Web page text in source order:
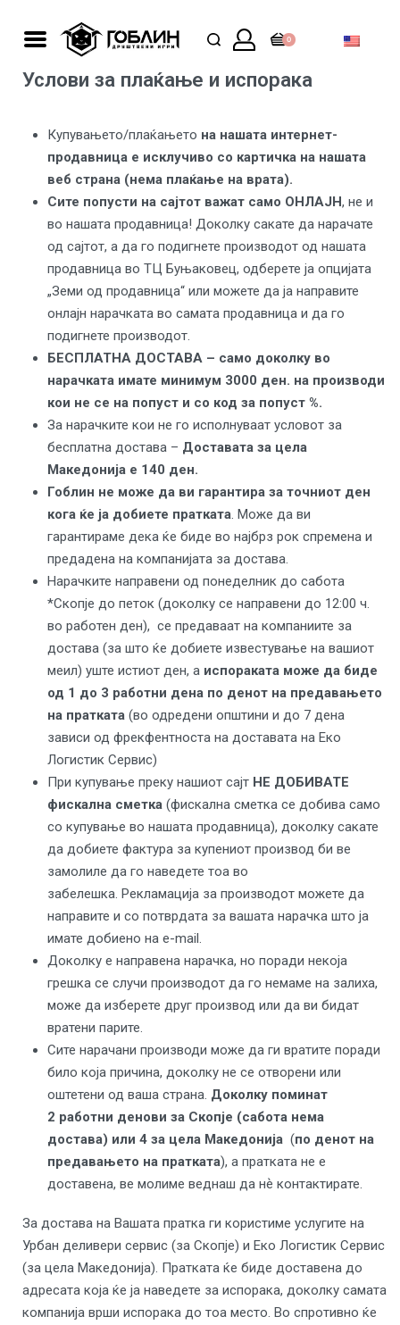
0
Услови за плаќање и испорака
Купувањето/плаќањето на нашата интернет-
продавница е исклучиво со картичка на нашата
веб страна (нема плаќање на врата).
Сите попусти на сајтот важат само ОНЛАЈН, не и
во нашата продавница! Доколку сакате да нарачате
од сајтот, а да го подигнете производот од нашата
продавница во ТЦ Буњаковец, одберете ја опцијата
„Земи од продавница“ или можете да ја направите
онлајн нарачката во самата продавница и да го
подигнете производот.
БЕСПЛАТНА ДОСТАВА – само доколку во
нарачката имате минимум 3000 ден. на производи
кои не се на попуст и со код за попуст %.
За нарачките кои не го исполнуваат условот за
бесплатна достава – Доставата за цела
Македонија е 140 ден.
Гоблин не може да ви гарантира за точниот ден
кога ќе ја добиете пратката. Може да ви
гарантираме дека ќе биде во најбрз рок спремена и
предадена на компанијата за достава.
Нарачките направени од понеделник до сабота
*Скопје до петок (доколку се направени до 12:00 ч.
во работен ден), се предаваат на компаниите за
достава (за што ќе добиете известување на вашиот
меил) уште истиот ден, а испораката може да биде
од 1 до 3 работни дена по денот на предавањето
на пратката (во одредени општини и до 7 дена
зависи од фрекфентноста на доставата наEко
Логистик Сервис)
При купување преку нашиот сајт НЕ ДОБИВАТЕ
фискална сметка(фискална сметка се добива само
со купување во нашата продавница), доколку сакате
да добиете фактура за купениот производ би ве
замолиле да го наведете тоа во
забелешка. Рекламација за производот можете да
направите и со потврдата за вашата нарачка што ја
имате добиено на е-mail.
Доколку е направена нарачка, но поради некоја
грешкасе случипроизводот да го немаме на залиха,
може да изберете друг производ или да ви бидат
вратени парите.
Сите нарачани производи може да ги вратите поради
било која причина, доколку не се отворени или
оштетени од ваша страна. Доколку поминат
2 работни деновиза Скопје (сабота нема
достава) или 4 за цела Македонија (по денот на
предавањето на пратката), а пратката не е
доставена, ве молиме веднаш да нѐ контактирате.
За достава на Вашата пратка ги користиме услугите на
Урбан деливери сервис (за Скопје) и Eко Логистик Сервис
(за цела Mакедонија). Пратката ќе биде доставена до
адресата која ќе ја наведете за испорака, доколку самата
компанија врши испорака до тоа место. Во спротивно ќе